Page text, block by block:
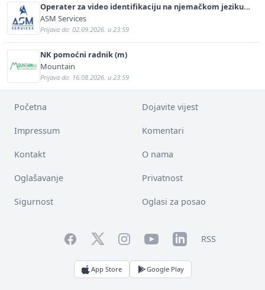
Operater za video identifikaciju na njemačkom jeziku
(m/ž)
ASM Services
Prijava do: 02.09.2026. u 23:59
NK pomoćni radnik (m)
Mountain
Prijava do: 16.08.2026. u 23:59
Početna Dojavite vijest
Impressum Komentari
Kontakt O nama
Oglašavanje Privatnost
Sigurnost Oglasi za posao
FacebookTwitterInstagramYouTubeLinkedInRSS
App Store Google Play